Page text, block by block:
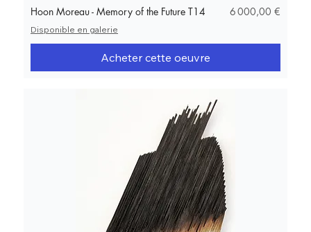
Hoon Moreau - Memory of the Future T14 Prix
6 000,00 €
Disponible en galerie
Acheter cette oeuvre